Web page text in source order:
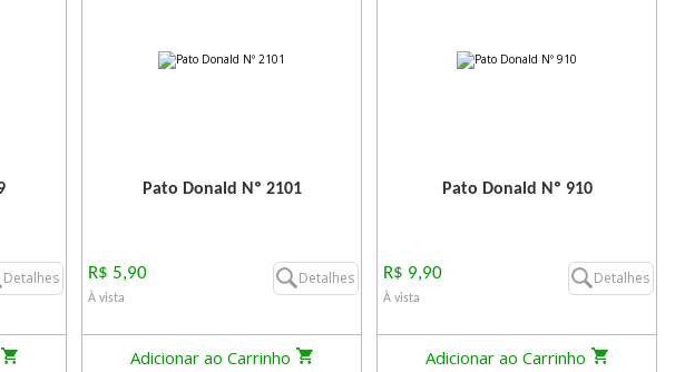
Detalhes
Pato Donald Nº 2101
R$ 5,90
À vista
Detalhes
Adicionar ao Carrinho
Pato Donald Nº 910
R$ 9,90
À vista
Detalhes
Adicionar ao Carrinho